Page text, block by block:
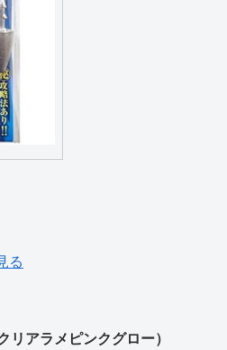
る
アラメピンクグロー）